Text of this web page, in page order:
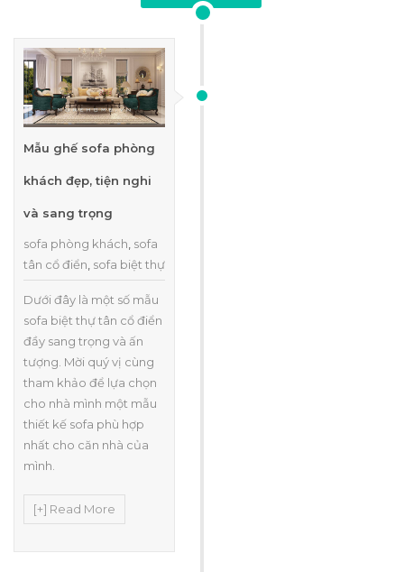
Mẫu ghế sofa phòng
khách đẹp, tiện nghi
và sang trọng
sofa phòng khách, sofa
tân cổ điển, sofa biệt thự
Dưới đây là một số mẫu
sofa biệt thự tân cổ điển
đầy sang trọng và ấn
tượng. Mời quý vị cùng
tham khảo để lựa chọn
cho nhà mình một mẫu
thiết kế sofa phù hợp
nhất cho căn nhà của
mình.
[+] Read More